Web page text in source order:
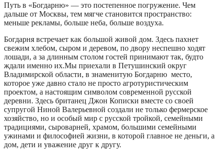
Путь в «Богдарню» — это постепенное погружение. Чем
дальше от Москвы, тем мягче становится пространство:
меньше рекламы, больше неба, больше воздуха.
Богдарня встречает как большой живой дом. Здесь пахнет
свежим хлебом, сыром и деревом, по двору неспешно ходят
лошади, а за длинным столом гостей принимают так, будто
ждали именно их.Мы приехали в Петушинский округ
Владимирской области, в знаменитую Богдарню место,
которое уже давно стало не просто агротуристическим
проектом, а настоящим символом современной русской
деревни. Здесь британец Джон Кописки вместе со своей
супругой Ниной Валерьевной создали не только фермерское
хозяйство, но и особый мир с русской тройкой, семейными
традициями, сыроварней, храмом, большими семейными
ужинами и философией жизни, в которой главное не деньги, а
дом, дети и уважение друг к другу.